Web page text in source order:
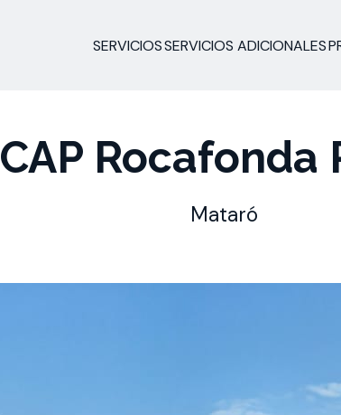
SERVICIOSSERVICIOS ADICIONALES
CAP Rocafonda
Mataró